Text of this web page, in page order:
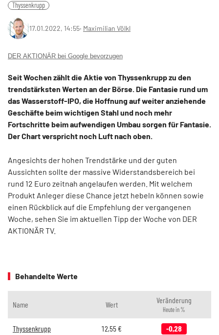
Thyssenkrupp
17.01.2022, 14:55‧ Maximilian Völkl
DER AKTIONÄR bei Google bevorzugen
Seit Wochen zählt die Aktie von Thyssenkrupp zu den
trendstärksten Werten an der Börse. Die Fantasie rund um
das Wasserstoff-IPO, die Hoffnung auf weiter anziehende
Geschäfte beim wichtigen Stahl und noch mehr
Fortschritte beim aufwendigen Umbau sorgen für Fantasie.
Der Chart verspricht noch Luft nach oben.
Angesichts der hohen Trendstärke und der guten
Aussichten sollte der massive Widerstandsbereich bei
rund 12 Euro zeitnah angelaufen werden. Mit welchem
Produkt Anleger diese Chance jetzt hebeln können sowie
einen Rückblick auf die Empfehlung der vergangenen
Woche, sehen Sie im aktuellen Tipp der Woche von DER
AKTIONÄR TV.
Behandelte Werte
Name Wert Veränderung
Heute in %
Thyssenkrupp 12,55 € -0,28